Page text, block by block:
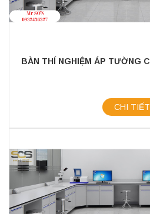
CHI TIẾT